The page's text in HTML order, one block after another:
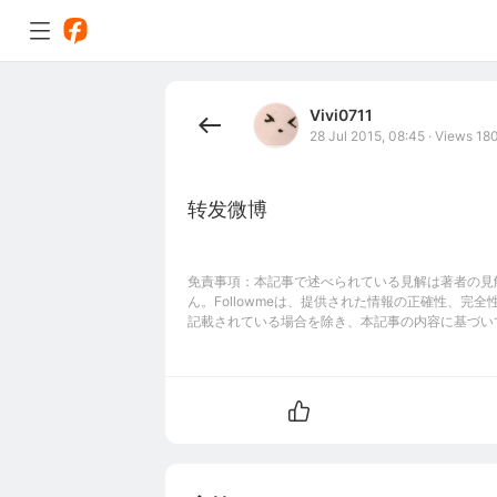
Vivi0711
28 Jul 2015, 08:45 · Views
转发微博
免責事項：本記事で述べられている見解は著者の
ん。Followmeは、提供された情報の正確性、完全
記載されている場合を除き、本記事の内容に基づ